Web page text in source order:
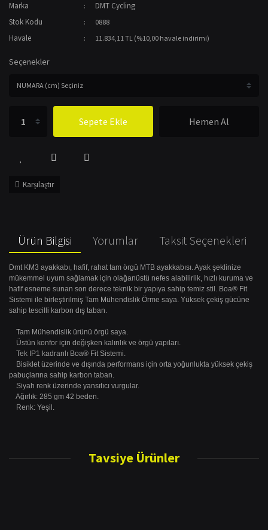
Marka
DMT Cycling
Stok Kodu
0888
Havale 11.834,11 TL (%10,00 havale indirimi)
Seçenekler
Sepete Ekle Hemen Al
Karşılaştır
Ürün Bilgisi Yorumlar Taksit Seçenekleri
Dmt KM3 ayakkabı, hafif, rahat tam örgü MTB ayakkabısı. Ayak şeklinize
mükemmel uyum sağlamak için olağanüstü nefes alabilirlik, hızlı kuruma ve
hafif esneme sunan son derece teknik bir yapıya sahip temiz stil. Boa® Fit
Sistemi ile birleştirilmiş Tam Mühendislik Örme saya. Yüksek çekiş gücüne
sahip tescilli karbon dış taban.
Tam Mühendislik ürünü örgü saya.
Üstün konfor için değişken kalınlık ve örgü yapıları.
Tek IP1 kadranlı Boa® Fit Sistemi.
Bisiklet üzerinde ve dışında performans için orta yoğunlukta yüksek çekiş
pabuçlarına sahip karbon taban.
Siyah renk üzerinde yansıtıcı vurgular.
Ağırlık: 285 gm 42 beden.
Renk: Yeşil.
Bu ürüne ilk yorumu siz yapın!
Tavsiye Ürünler